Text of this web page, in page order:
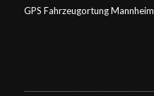
GPS Fahrzeugortung Mannheim